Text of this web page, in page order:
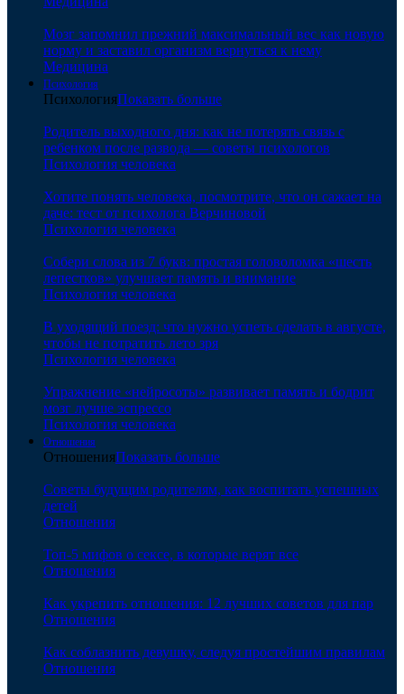
Мозг запомнил прежний максимальный вес как новую
норму и заставил организм вернуться к нему
Медицина
Психология
ПсихологияПоказать больше
Родитель выходного дня: как не потерять связь с
ребенком после развода — советы психологов
Психология человека
Хотите понять человека, посмотрите, что он сажает на
даче: тест от психолога Верчиновой
Психология человека
Собери слова из 7 букв: простая головоломка «шесть
лепестков» улучшает память и внимание
Психология человека
В уходящий поезд: что нужно успеть сделать в августе,
чтобы не потратить лето зря
Психология человека
Упражнение «нейросоты» развивает память и бодрит
мозг лучше эспрессо
Психология человека
Отношения
ОтношенияПоказать больше
Советы будущим родителям, как воспитать успешных
детей
Отношения
Топ-5 мифов о сексе, в которые верят все
Отношения
Как укрепить отношения: 12 лучших советов для пар
Отношения
Как соблазнить девушку, следуя простейшим правилам
Отношения